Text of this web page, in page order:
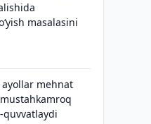
masalasini
ayollar mehnat
quvvatlaydi